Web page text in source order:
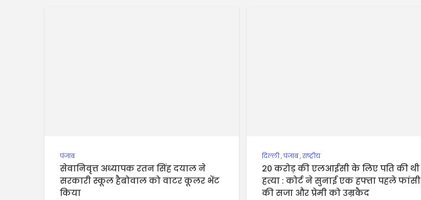
पंजाब
सेवानिवृत्त अध्यापक रतन सिंह दयाल ने
सरकारी स्कूल हैबोवाल को वाटर कूलर भेंट
किया
दिल्ली,पंजाब,राष्ट्रीय
20 करोड़ की एलआईसी के लिए पति की थी
हत्या : कोर्ट ने सुनाई एक हफ्ता पहले फांसी
की सजा और प्रेमी को उम्रकैद